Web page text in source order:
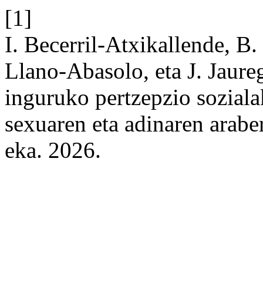
[1]
I. Becerril-Atxikallende, B.
Llano-Abasolo, eta J.
inguruko pertzepzio
sexuaren eta adinaren
eka. 2026.